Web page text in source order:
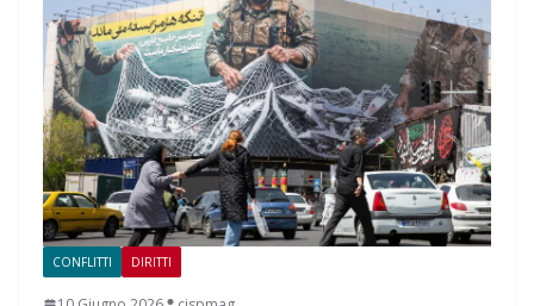
CONFLITTI DIRITTI